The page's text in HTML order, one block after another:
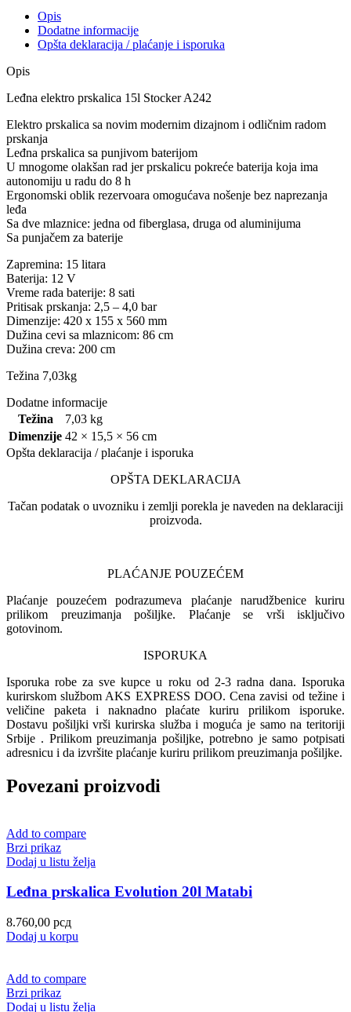
Opis
Dodatne informacije
Opšta deklaracija / plaćanje i isporuka
Opis
Leđna elektro prskalica 15l Stocker A242
Elektro prskalica sa novim modernim dizajnom i odličnim radom
prskanja
Leđna prskalica sa punjivom baterijom
U mnogome olakšan rad jer prskalicu pokreće baterija koja ima
autonomiju u radu do 8 h
Ergonomski oblik rezervoara omogućava nošenje bez naprezanja
leđa
Sa dve mlaznice: jedna od fiberglasa, druga od aluminijuma
Sa punjačem za baterije
Zapremina: 15 litara
Baterija: 12 V
Vreme rada baterije: 8 sati
Pritisak prskanja: 2,5 – 4,0 bar
Dimenzije: 420 x 155 x 560 mm
Dužina cevi sa mlaznicom: 86 cm
Dužina creva: 200 cm
Težina 7,03kg
Dodatne informacije
Težina
7,03 kg
Dimenzije 42 × 15,5 × 56 cm
Opšta deklaracija / plaćanje i isporuka
OPŠTA DEKLARACIJA
Tačan podatak o uvozniku i zemlji porekla je naveden na deklaraciji
proizvoda.
PLAĆANJE POUZEĆEM
Plaćanje pouzećem podrazumeva plaćanje narudžbenice kuriru
prilikom preuzimanja pošiljke. Plaćanje se vrši isključivo
gotovinom.
ISPORUKA
Isporuka robe za sve kupce u roku od 2-3 radna dana. Isporuka
kurirskom službom AKS EXPRESS DOO. Cena zavisi od težine i
veličine paketa i naknadno plaćate kuriru prilikom isporuke.
Dostavu pošiljki vrši kurirska služba i moguća je samo na teritoriji
Srbije . Prilikom preuzimanja pošiljke, potrebno je samo potpisati
adresnicu i da izvršite plaćanje kuriru prilikom preuzimanja pošiljke.
Povezani proizvodi
Add to compare
Brzi prikaz
Dodaj u listu želja
Leđna prskalica Evolution 20l Matabi
8.760,00 рсд
Dodaj u korpu
Add to compare
Brzi prikaz
Dodaj u listu želja